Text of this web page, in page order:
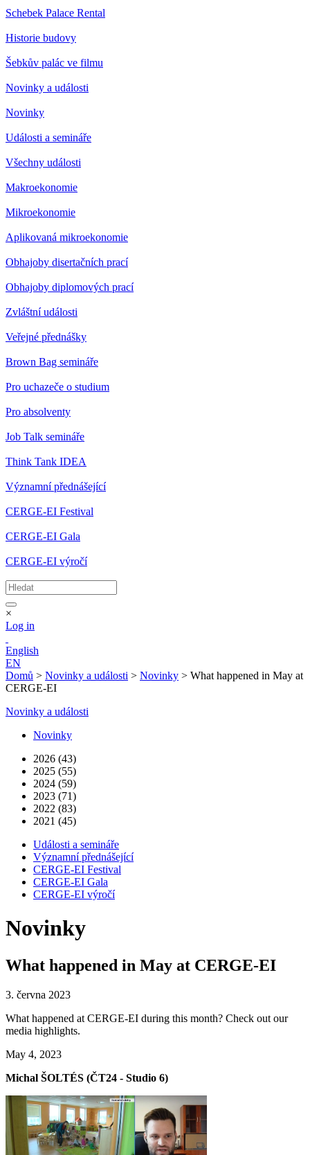
Schebek Palace Rental
Historie budovy
Šebkův palác ve filmu
Novinky a události
Novinky
Události a semináře
Všechny události
Makroekonomie
Mikroekonomie
Aplikovaná mikroekonomie
Obhajoby disertačních prací
Obhajoby diplomových prací
Zvláštní události
Veřejné přednášky
Brown Bag semináře
Pro uchazeče o studium
Pro absolventy
Job Talk semináře
Think Tank IDEA
Významní přednášející
CERGE-EI Festival
CERGE-EI Gala
CERGE-EI výročí
×
Log in
English
EN
Domů > Novinky a události > Novinky > What happened in May at
CERGE-EI
Novinky a události
Novinky
2026 (43)
2025 (55)
2024 (59)
2023 (71)
2022 (83)
2021 (45)
Události a semináře
Významní přednášející
CERGE-EI Festival
CERGE-EI Gala
CERGE-EI výročí
Novinky
What happened in May at CERGE-EI
3. června 2023
What happened at CERGE-EI during this month? Check out our
media highlights.
May 4, 2023
Michal ŠOLTÉS (ČT24 - Studio 6)